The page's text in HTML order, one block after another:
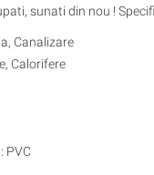
sunati din nou !
Canalizare
Calorifere
PVC